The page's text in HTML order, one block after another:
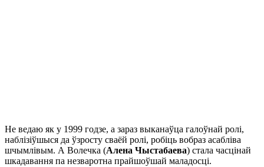
Не ведаю як у 1999 годзе, а зараз выканаўца галоўнай ролі,
наблізіўшыся да ўзросту сваёй ролі, робіць вобраз асабліва
шчымлівым. А Волечка (Алена Чыстабаева) стала часцінай
шкадавання па незваротна прайшоўшай маладосці.